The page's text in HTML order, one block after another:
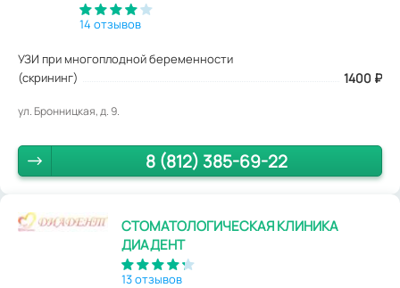
14 отзывов
УЗИ при многоплодной беременности
(скрининг)
1400 ₽
ул. Бронницкая, д. 9.
8 (812) 385-69-22
СТОМАТОЛОГИЧЕСКАЯ КЛИНИКА
ДИАДЕНТ
13 отзывов